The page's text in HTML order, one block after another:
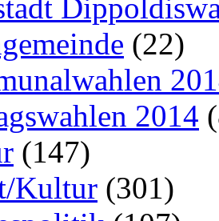
(22)
2014
(147)
Kultur (301)